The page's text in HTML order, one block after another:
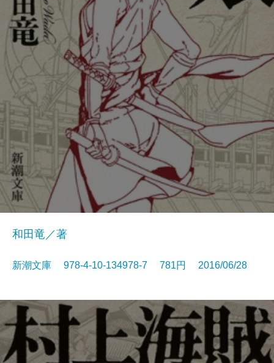
和田竜／著
新潮文庫 978-4-10-134978-7 781円 2016/06/28